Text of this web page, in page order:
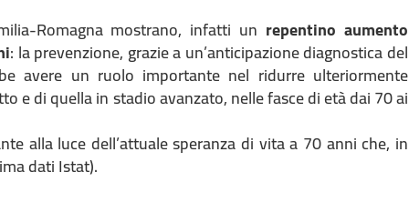
Romagna mostrano, infatti un repentino aumento
: la prevenzione, grazie a un’anticipazione diagnostica del
avere un ruolo importante nel ridurre ulteriormente
e di quella in stadio avanzato, nelle fasce di età dai 70 ai
alla luce dell’attuale speranza di vita a 70 anni che, in
dati Istat).